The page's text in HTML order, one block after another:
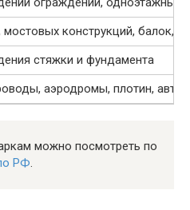
мостовых конструкций, балок,
стяжки и фундамента
аэродромы, плотин,
можно посмотреть по
РФ